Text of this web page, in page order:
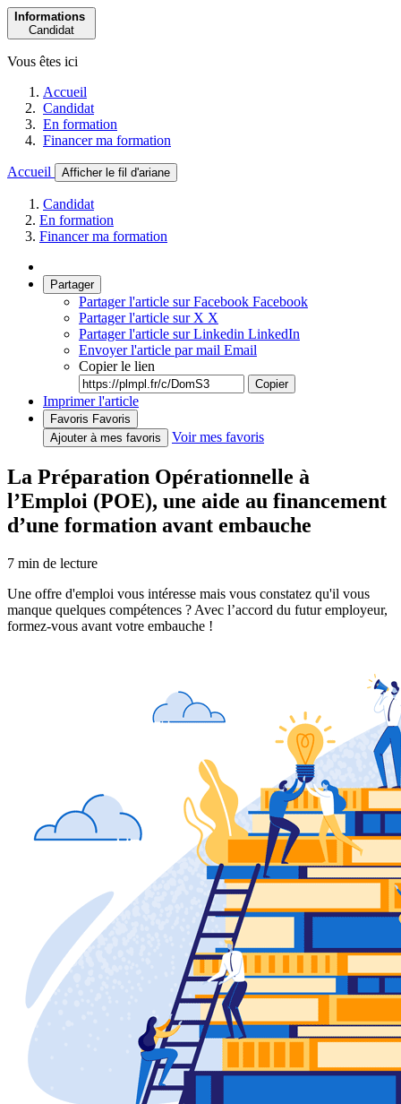
Informations
Candidat
Vous êtes ici
Accueil
Candidat
En formation
Financer ma formation
Accueil Afficher le fil d'ariane
Candidat
En formation
Financer ma formation
Partager
Partager l'article sur Facebook Facebook
Partager l'article sur X X
Partager l'article sur Linkedin LinkedIn
Envoyer l'article par mail Email
Copier le lien
Copier
Imprimer l'article
Favoris Favoris
Ajouter à mes favoris
Voir mes favoris
La Préparation Opérationnelle à
l’Emploi (POE), une aide au financement
d’une formation avant embauche
7 min de lecture
Une offre d'emploi vous intéresse mais vous constatez qu'il vous
manque quelques compétences ? Avec l’accord du futur employeur,
formez-vous avant votre embauche !